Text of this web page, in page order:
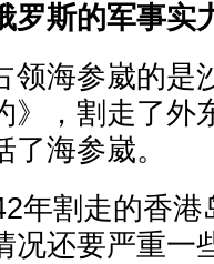
罗斯的军事实
领海参崴的是
》，割走了外
海参崴。
年割走的香
况还要严重一